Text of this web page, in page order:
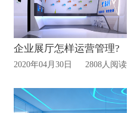
企业展厅怎样运营管理?
2020年04月30日 2808人阅读